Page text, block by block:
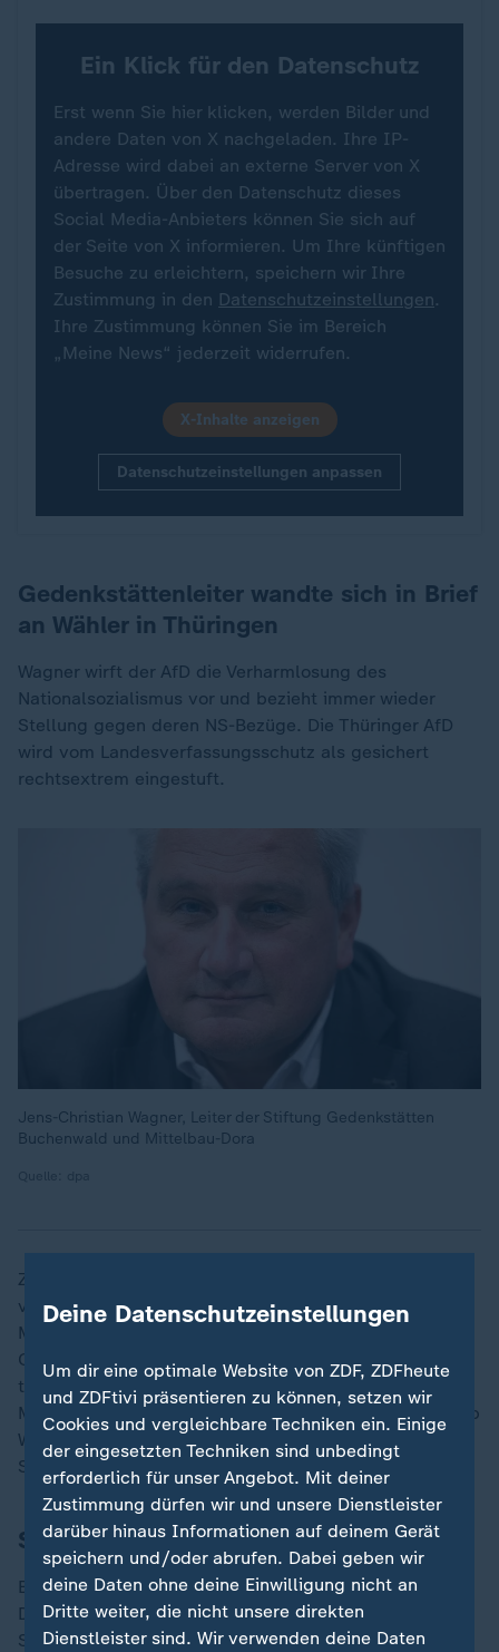
Ein Klick für den Datenschutz
Erst wenn Sie hier klicken, werden Bilder und
andere Daten von X nachgeladen. Ihre IP-
Adresse wird dabei an externe Server von X
übertragen. Über den Datenschutz dieses
Social Media-Anbieters können Sie sich auf
der Seite von X informieren. Um Ihre künftigen
Besuche zu erleichtern, speichern wir Ihre
Zustimmung in den Datenschutzeinstellungen.
Ihre Zustimmung können Sie im Bereich
„Meine News“ jederzeit widerrufen.
X-Inhalte anzeigen
Datenschutzeinstellungen anpassen
Gedenkstättenleiter wandte sich in Brief
an Wähler in Thüringen
Wagner wirft der AfD die Verharmlosung des
Nationalsozialismus vor und bezieht immer wieder
Stellung gegen deren NS-Bezüge. Die Thüringer AfD
wird vom Landesverfassungsschutz als gesichert
rechtsextrem eingestuft.
Jens-Christian Wagner, Leiter der Stiftung Gedenkstätten
Buchenwald und Mittelbau-Dora
Zuletzt hatte der Historiker in einem Brief seine Sorge
vor derWahl in Thüringenam 1. September geäußert.
Mit der
trete eine Partei an, die das Leiden der
Opfer des Nationalsozialismus auch in den
thüringischen Konzentrationslagern Buchenwald und
Mittelbau-Dora aus der Erinnerung tilgen wolle, schrieb
Wagner. Der Brief wurde in einer Auflage von 300.000
Stück an Thüringer über 65 Jahren versandt
Strafanzeige nach Drohungen gestellt
Ein Gedenkstätten-Sprecher sagte, dass die
Drohungen vermutlich Reaktionen auf die Postwurf-
Sendungen seien. Wegen Wagners Konterfei auf der
Deine Datenschutzeinstellungen
Um dir eine optimale Website von ZDF, ZDFheute
und ZDFtivi präsentieren zu können, setzen wir
Cookies und vergleichbare Techniken ein. Einige
der eingesetzten Techniken sind unbedingt
erforderlich für unser Angebot. Mit deiner
Zustimmung dürfen wir und unsere Dienstleister
darüber hinaus Informationen auf deinem Gerät
speichern und/oder abrufen. Dabei geben wir
deine Daten ohne deine Einwilligung nicht an
Dritte weiter, die nicht unsere direkten
Dienstleister sind. Wir verwenden deine Daten